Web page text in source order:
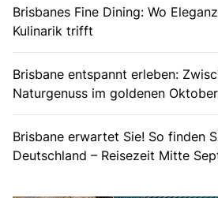
Brisbanes Fine Dining: Wo
Kulinarik trifft
Brisbane entspannt erleben:
Naturgenuss im goldenen Oktober
Brisbane erwartet Sie! So finden
Deutschland – Reisezeit Mitte